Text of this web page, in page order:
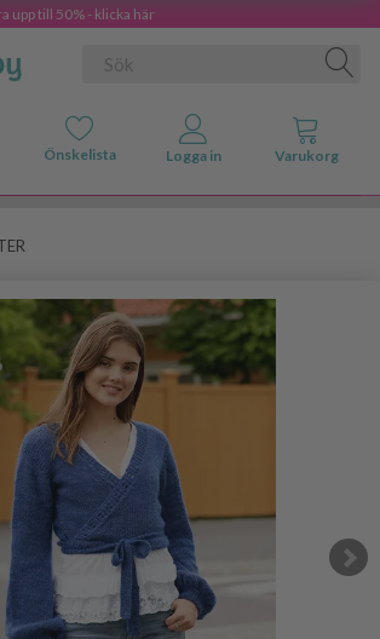
upp till 50% - klicka här